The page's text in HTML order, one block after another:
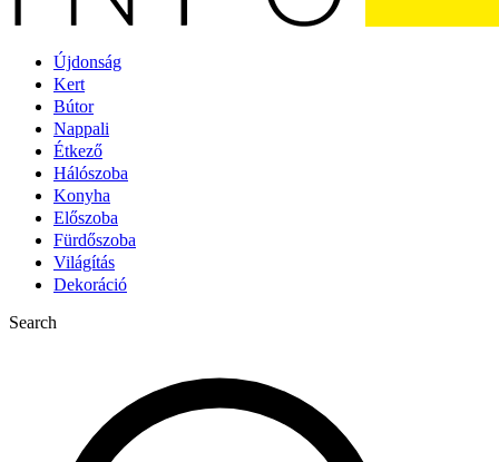
Újdonság
Kert
Bútor
Nappali
Étkező
Hálószoba
Konyha
Előszoba
Fürdőszoba
Világítás
Dekoráció
Search